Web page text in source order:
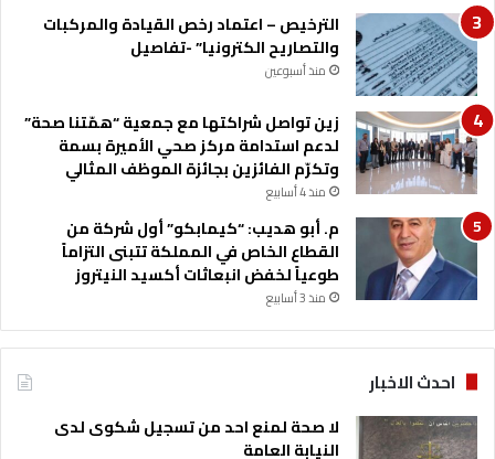
ب
ض
ا
ل
الترخيص – اعتماد رخص القيادة والمركبات
والتصاريح الكترونيا” -تفاصيل
منذ أسبوعين
زين تواصل شراكتها مع جمعية “همّتنا صحة”
لدعم استدامة مركز صحي الأميرة بسمة
وتكرّم الفائزين بجائزة الموظف المثالي
منذ 4 أسابيع
م. أبو هديب: “كيمابكو” أول شركة من
القطاع الخاص في المملكة تتبنى التزاماً
طوعياً لخفض انبعاثات أكسيد النيتروز
منذ 3 أسابيع
احدث الاخبار
لا صحة لمنع احد من تسجيل شكوى لدى
النيابة العامة